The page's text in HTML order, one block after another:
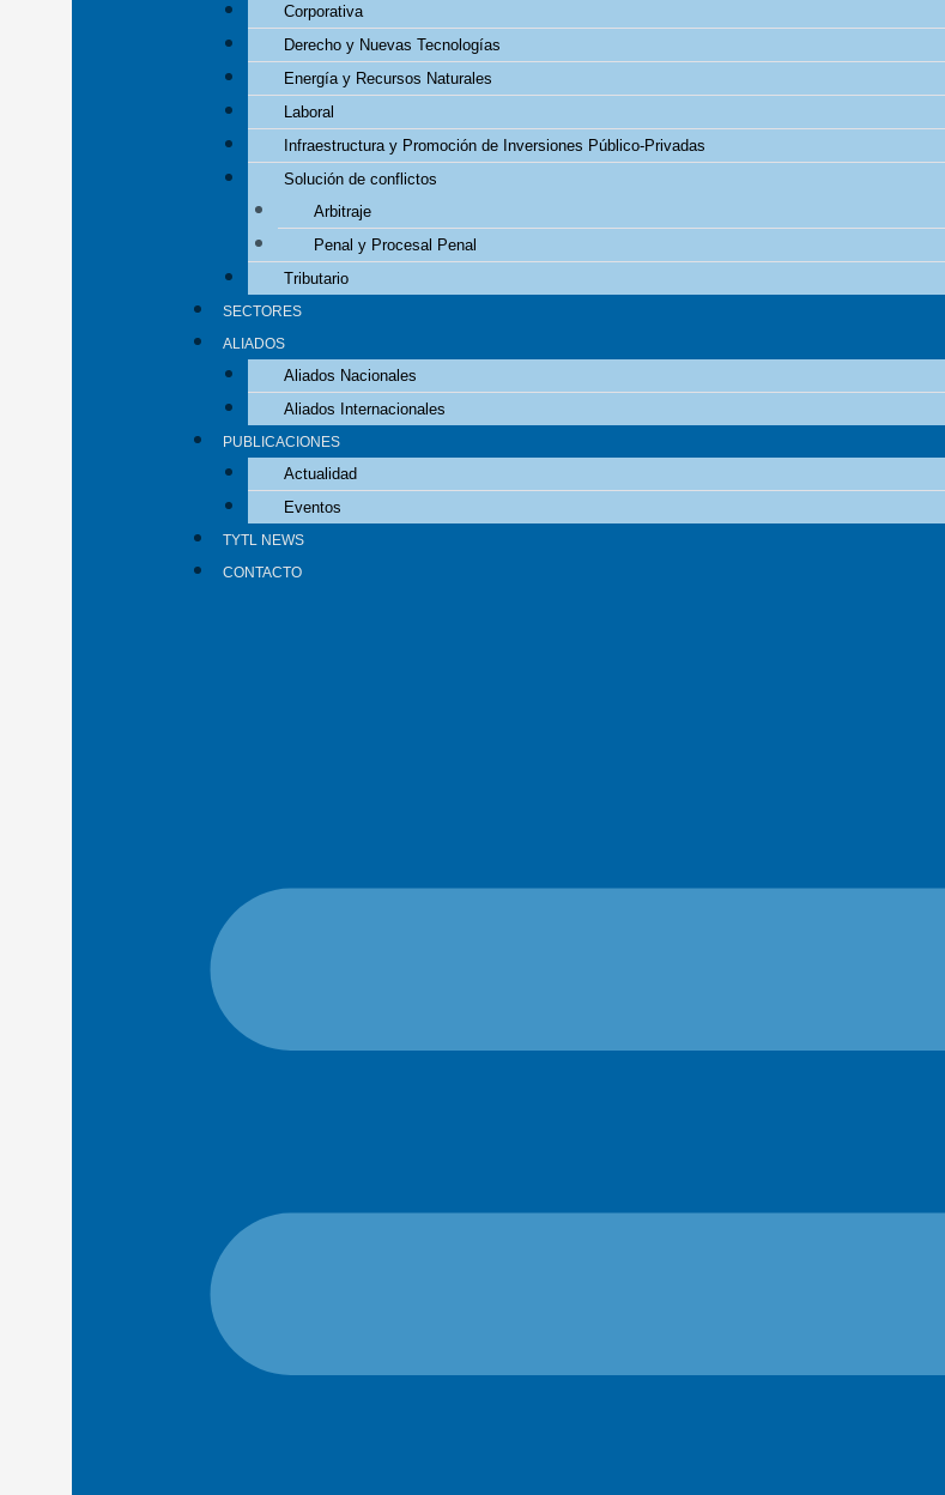
Corporativa
Derecho y Nuevas Tecnologías
Energía y Recursos Naturales
Laboral
Infraestructura y Promoción de Inversiones Público-Privadas
Solución de conflictos
Arbitraje
Penal y Procesal Penal
Tributario
SECTORES
ALIADOS
Aliados Nacionales
Aliados Internacionales
PUBLICACIONES
Actualidad
Eventos
TYTL NEWS
CONTACTO